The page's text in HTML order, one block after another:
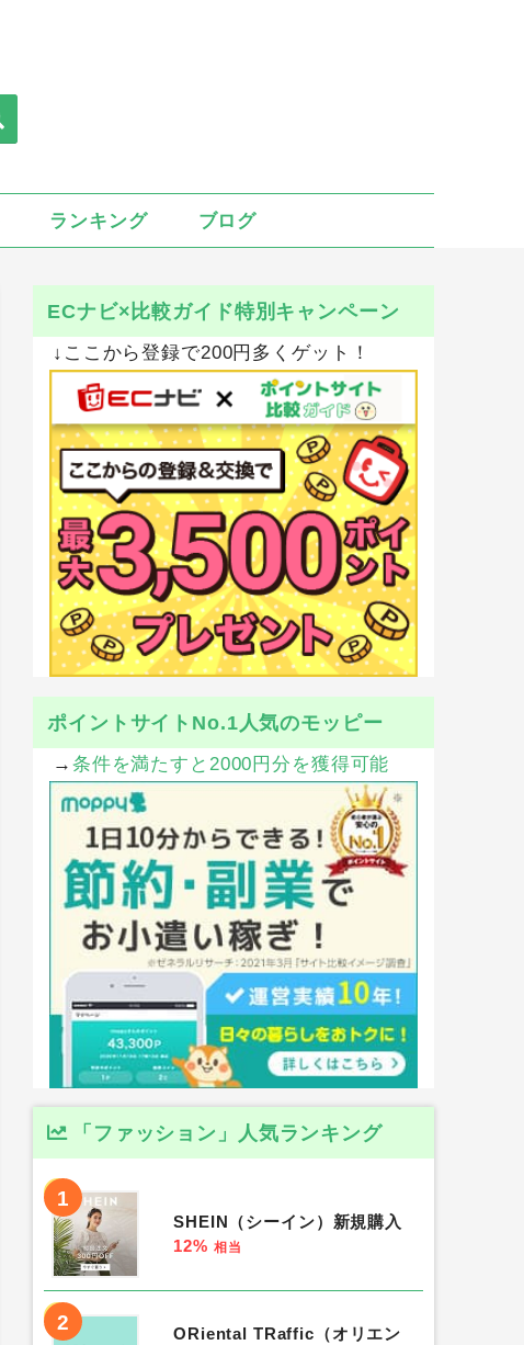
ランキング ブログ
ECナビ×比較ガイド特別キャンペーン
↓ここから登録で200円多くゲット！
ポイントサイトNo.1人気のモッピー
→ 条件を満たすと2000円分を獲得可能
「ファッション」人気ランキング
1
SHEIN（シーイン）新規購入
12% 相当
2
ORiental TRaffic（オリエン